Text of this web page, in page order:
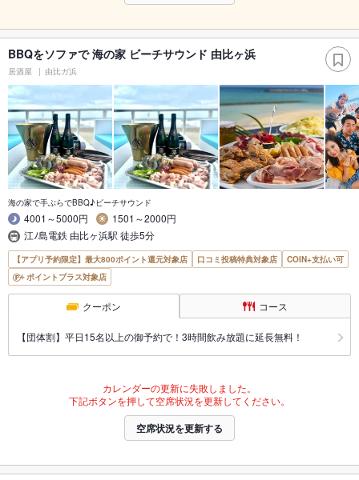
BBQをソファで 海の家 ビーチサウンド 由比ヶ浜
居酒屋 由比ガ浜
海の家で手ぶらでBBQ♪ビーチサウンド
4001～5000円
1501～2000円
江ﾉ島電鉄 由比ヶ浜駅 徒歩5分
【アプリ予約限定】最大800ポイント還元対象店 口コミ投稿特典対象店
COIN+支払い可
ポイントプラス対象店
クーポン コース
【団体割】平日15名以上の御予約で！3時間飲み放題に延長無料！
カレンダーの更新に失敗しました。
下記ボタンを押して空席状況を更新してください。
空席状況を更新する